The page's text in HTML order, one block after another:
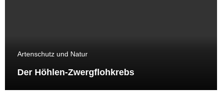
Artenschutz und Natur
Der Höhlen-Zwergflohkrebs